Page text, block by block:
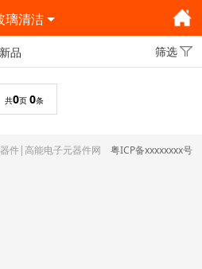
璃清洁
新品 筛选
共0页 0条
件|高能电子元器件网 粤ICP备xxxxxxxx号